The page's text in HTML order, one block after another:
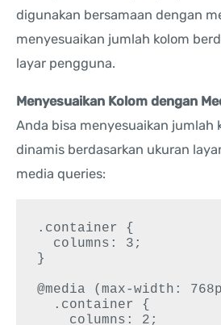
digunakan bersamaan dengan
menyesuaikan jumlah kolom
layar pengguna.
Menyesuaikan Kolom dengan
Anda bisa menyesuaikan jumlah
dinamis berdasarkan ukuran
media queries:
.container {
}
@media (max-width: